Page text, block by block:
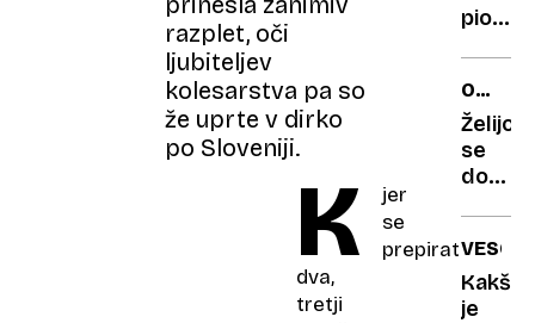
razplet, oči
ljubiteljev
kolesarstva pa so
že uprte v dirko
po Sloveniji.
K
jer
se
prepirata
dva,
tretji
pionirja
do
IN
TOŽBE
Želijo
se
s
terapij
znane
Kakšna
je